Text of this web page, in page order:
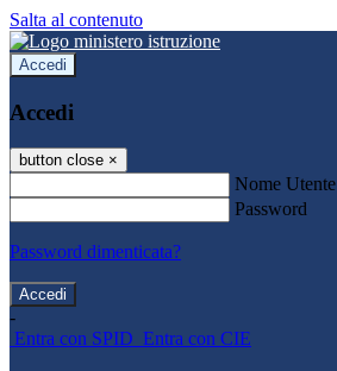
Salta al contenuto
Accedi
Accedi
button close ×
Nome Utente
Password
Password dimenticata?
-
Entra con SPID Entra con CIE